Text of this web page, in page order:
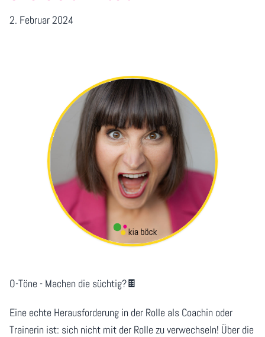
2. Februar 2024
O-Töne - Machen die süchtig?🍫
Eine echte Herausforderung in der Rolle als Coachin oder
Trainerin ist: sich nicht mit der Rolle zu verwechseln! Über die